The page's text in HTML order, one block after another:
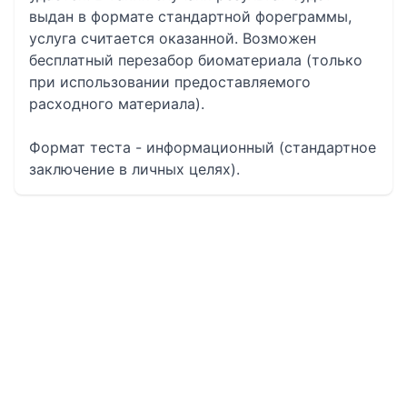
выдан в формате стандартной фореграммы,
услуга считается оказанной. Возможен
бесплатный перезабор биоматериала (только
при использовании предоставляемого
расходного материала).
Формат теста - информационный (стандартное
заключение в личных целях).